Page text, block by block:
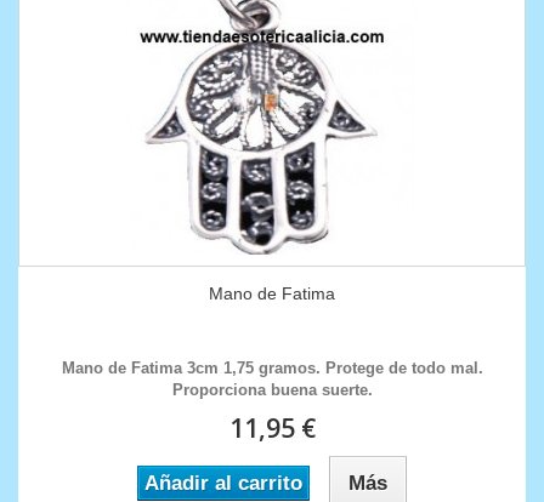
Mano de Fatima
Mano de Fatima 3cm 1,75 gramos. Protege de todo mal.
Proporciona buena suerte.
11,95 €
Añadir al carrito Más